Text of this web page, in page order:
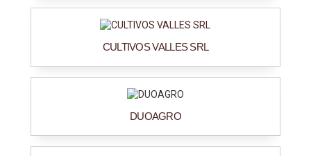
CULTIVOS VALLES SRL
DUOAGRO